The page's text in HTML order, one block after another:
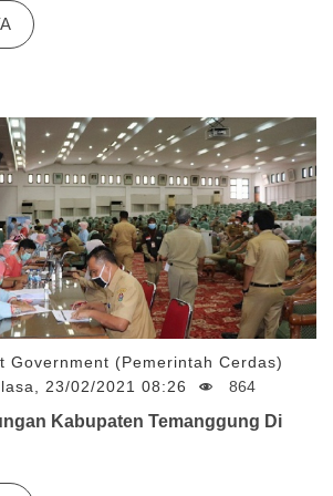
Government (Pemerintah Cerdas)
23/02/2021 08:26 864
Kabupaten Temanggung Di